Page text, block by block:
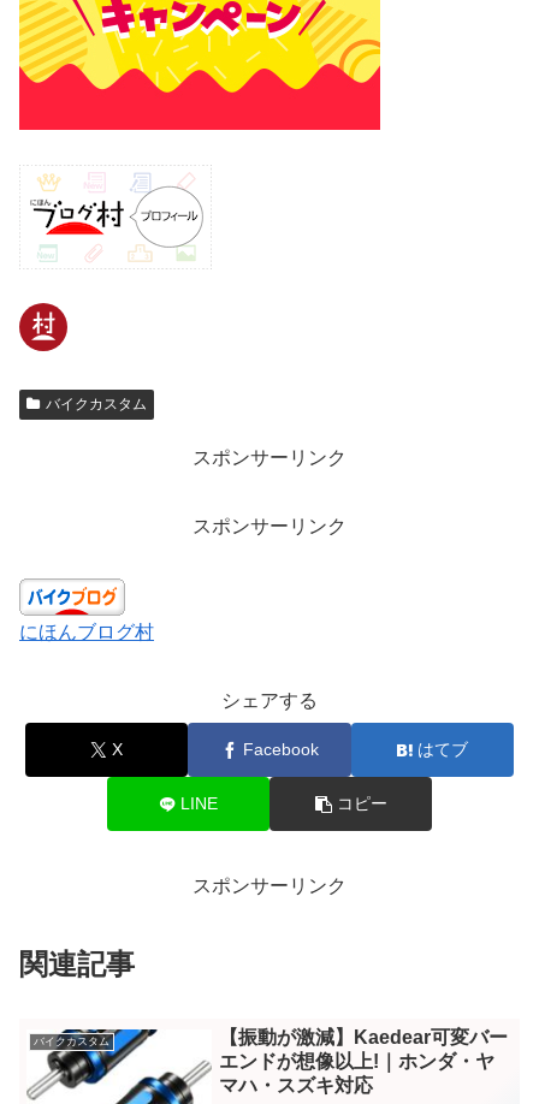
バイクカスタム
スポンサーリンク
スポンサーリンク
にほんブログ村
シェアする
X Facebook はてブ
LINE コピー
スポンサーリンク
関連記事
バイクカスタム
【振動が激減】Kaedear可変バー
エンドが想像以上!｜ホンダ・ヤ
マハ・スズキ対応